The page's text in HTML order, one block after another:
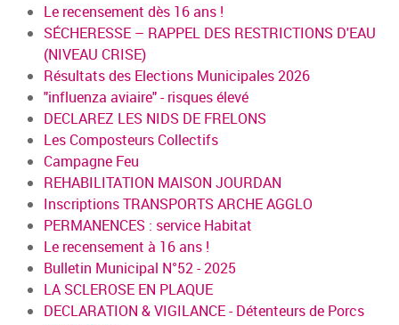
Le recensement dès 16 ans !
SÉCHERESSE – RAPPEL DES RESTRICTIONS D'EAU
(NIVEAU CRISE)
Résultats des Elections Municipales 2026
"influenza aviaire" - risques élevé
DECLAREZ LES NIDS DE FRELONS
Les Composteurs Collectifs
Campagne Feu
REHABILITATION MAISON JOURDAN
Inscriptions TRANSPORTS ARCHE AGGLO
PERMANENCES : service Habitat
Le recensement à 16 ans !
Bulletin Municipal N°52 - 2025
LA SCLEROSE EN PLAQUE
DECLARATION & VIGILANCE - Détenteurs de Porcs